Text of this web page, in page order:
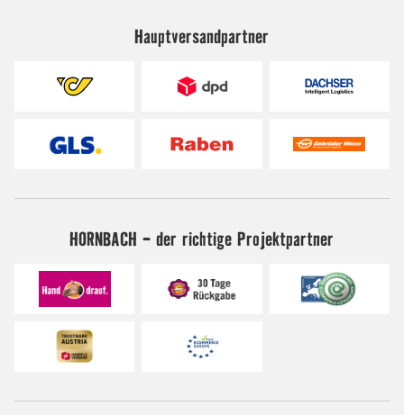
Hauptversandpartner
HORNBACH - der richtige Projektpartner